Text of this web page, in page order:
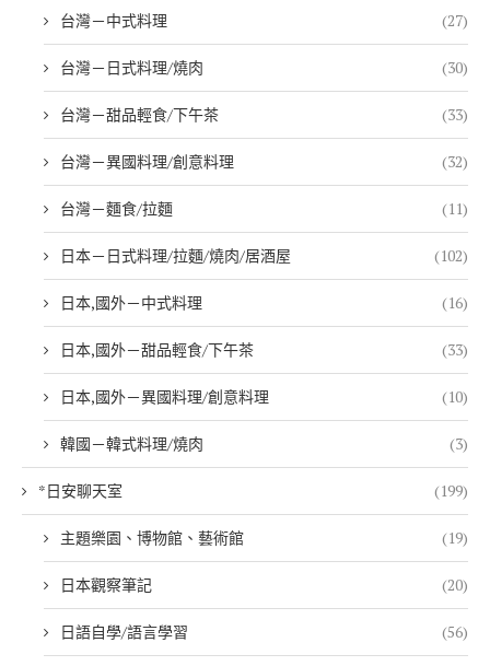
台灣－中式料理 (27)
台灣－日式料理/燒肉 (30)
台灣－甜品輕食/下午茶 (33)
台灣－異國料理/創意料理 (32)
台灣－麵食/拉麵 (11)
日本－日式料理/拉麵/燒肉/居酒屋 (102)
日本,國外－中式料理 (16)
日本,國外－甜品輕食/下午茶 (33)
日本,國外－異國料理/創意料理 (10)
韓國－韓式料理/燒肉 (3)
*日安聊天室 (199)
主題樂園、博物館、藝術館 (19)
日本觀察筆記 (20)
日語自學/語言學習 (56)